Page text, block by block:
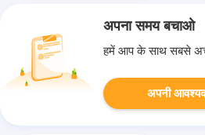
अपना समय बचाओ
हमें आप के साथ सबसे
अपनी